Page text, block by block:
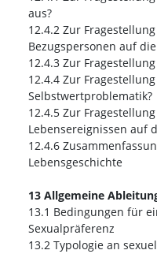
aus?
12.4.2 Zur
Bezugspersonen auf
12.4.3 Zur
12.4.4 Zur
Selbstwertproblematik?
12.4.5 Zur
Lebensereignissen auf
12.4.6
Lebensgeschichte
13 Allgemeine
13.1 Bedingungen für
Sexualpräferenz
13.2 Typologie an